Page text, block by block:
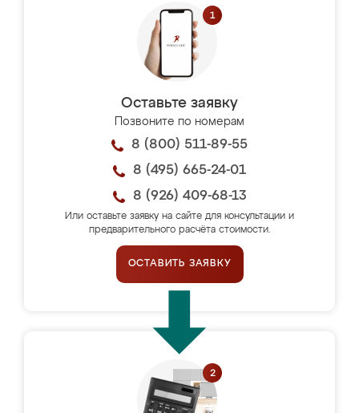
Оставьте заявку
Позвоните по номерам
8 (800) 511-89-55
8 (495) 665-24-01
8 (926) 409-68-13
Или оставьте заявку на сайте для консультации и
предварительного расчёта стоимости.
ОСТАВИТЬ ЗАЯВКУ